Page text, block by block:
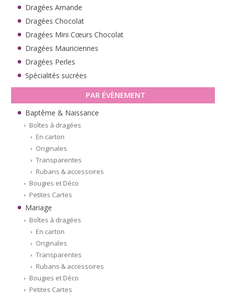
Dragées Amande
Dragées Chocolat
Dragées Mini Cœurs Chocolat
Dragées Mauriciennes
Dragées Perles
Spécialités sucrées
PAR ÉVÈNEMENT
Baptême & Naissance
Boîtes à dragées
En carton
Originales
Transparentes
Rubans & accessoires
Bougies et Déco
Petites Cartes
Mariage
Boîtes à dragées
En carton
Originales
Transparentes
Rubans & accessoires
Bougies et Déco
Petites Cartes